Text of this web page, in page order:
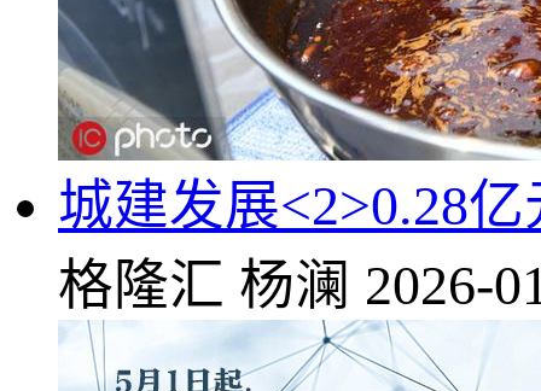
城建发展<2>0.28
格隆汇 杨澜 2026-